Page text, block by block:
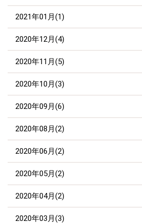
2021年01月(1)
2020年12月(4)
2020年11月(5)
2020年10月(3)
2020年09月(6)
2020年08月(2)
2020年06月(2)
2020年05月(2)
2020年04月(2)
2020年03月(3)